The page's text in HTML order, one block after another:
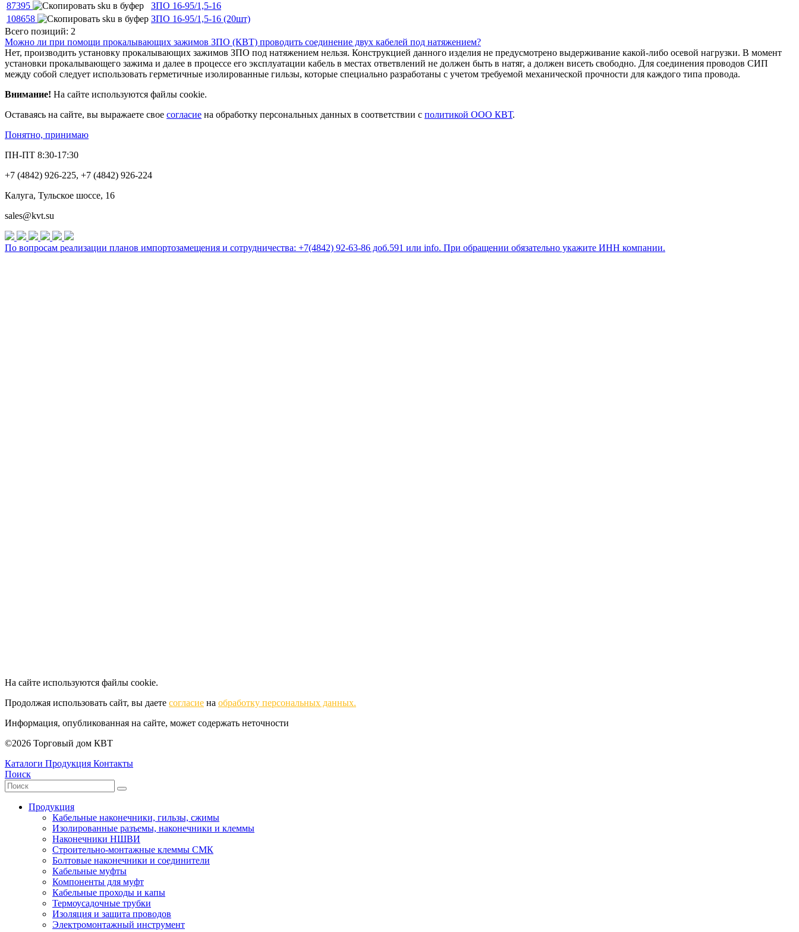
87395
ЗПО 16-95/1,5-16
108658
ЗПО 16-95/1,5-16 (20шт)
Всего позиций: 2
Можно ли при помощи прокалывающих зажимов ЗПО (КВТ) проводить соединение двух кабелей под натяжением?
Нет, производить установку прокалывающих зажимов ЗПО под натяжением нельзя. Конструкцией данного изделия не предусмотрено выдерживание какой-либо осевой нагрузки. В момент
установки прокалывающего зажима и далее в процессе его эксплуатации кабель в местах ответвлений не должен быть в натяг, а должен висеть свободно. Для соединения проводов СИП
между собой следует использовать герметичные изолированные гильзы, которые специально разработаны с учетом требуемой механической прочности для каждого типа провода.
Внимание! На сайте используются файлы cookie.
Оставаясь на сайте, вы выражаете свое согласие на обработку персональных данных в соответствии с политикой ООО КВТ.
Понятно, принимаю
ПН-ПТ 8:30-17:30
+7 (4842) 926-225, +7 (4842) 926-224
Калуга, Тульское шоссе, 16
sales@kvt.su
По вопросам реализации планов импортозамещения и сотрудничества: +7(4842) 92-63-86 доб.591 или info. При обращении обязательно укажите ИНН компании.
На сайте используются файлы cookie.
Продолжая использовать сайт, вы даете согласие на обработку персональных данных.
Информация, опубликованная на сайте, может содержать неточности
©2026 Торговый дом КВТ
Каталоги Продукция Контакты
Поиск
Продукция
Кабельные наконечники, гильзы, сжимы
Изолированные разъемы, наконечники и клеммы
Наконечники НШВИ
Строительно-монтажные клеммы СМК
Болтовые наконечники и соединители
Кабельные муфты
Компоненты для муфт
Кабельные проходы и капы
Термоусадочные трубки
Изоляция и защита проводов
Электромонтажный инструмент